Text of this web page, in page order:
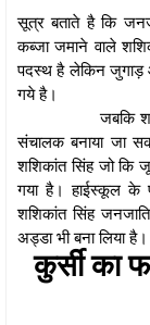
सूत्र बताते है कि
कब्जा जमाने वाले
पदस्थ है लेकिन जुगाड़
गये है।
जबकि
संचालक बनाया जा
शशिकांत सिंह जो कि
गया है। हाईस्कूल के
शशिकांत सिंह
अड्डा भी बना लिया है।
कुर्सी का